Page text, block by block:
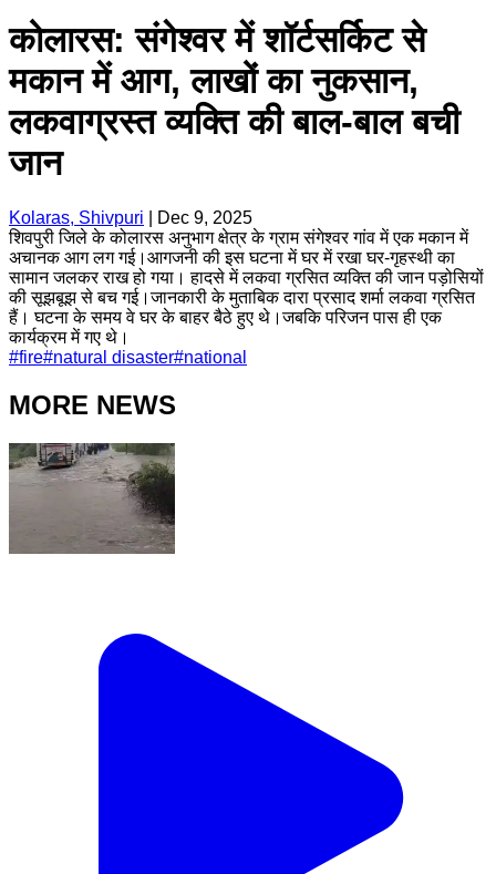
कोलारस: संगेश्वर में शॉर्टसर्किट से
मकान में आग, लाखों का नुकसान,
लकवाग्रस्त व्यक्ति की बाल-बाल बची
जान
Kolaras, Shivpuri
Dec 9, 2025
शिवपुरी जिले के कोलारस अनुभाग क्षेत्र के ग्राम संगेश्वर गांव में एक मकान में
अचानक आग लग गई।आगजनी की इस घटना में घर में रखा घर-गृहस्थी का
सामान जलकर राख हो गया। हादसे में लकवा ग्रसित व्यक्ति की जान पड़ोसियों
की सूझबूझ से बच गई।जानकारी के मुताबिक दारा प्रसाद शर्मा लकवा ग्रसित
हैं। घटना के समय वे घर के बाहर बैठे हुए थे।जबकि परिजन पास ही एक
कार्यक्रम में गए थे।
#fire#natural disaster#national
MORE NEWS